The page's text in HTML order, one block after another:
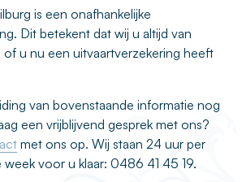
is een onafhankelijke
Dit betekent dat wij u altijd van
of u nu een uitvaartverzekering heeft
van bovenstaande informatie nog
een vrijblijvend gesprek met ons?
met ons op. Wij staan 24 uur per
week voor u klaar: 0486 41 45 19.